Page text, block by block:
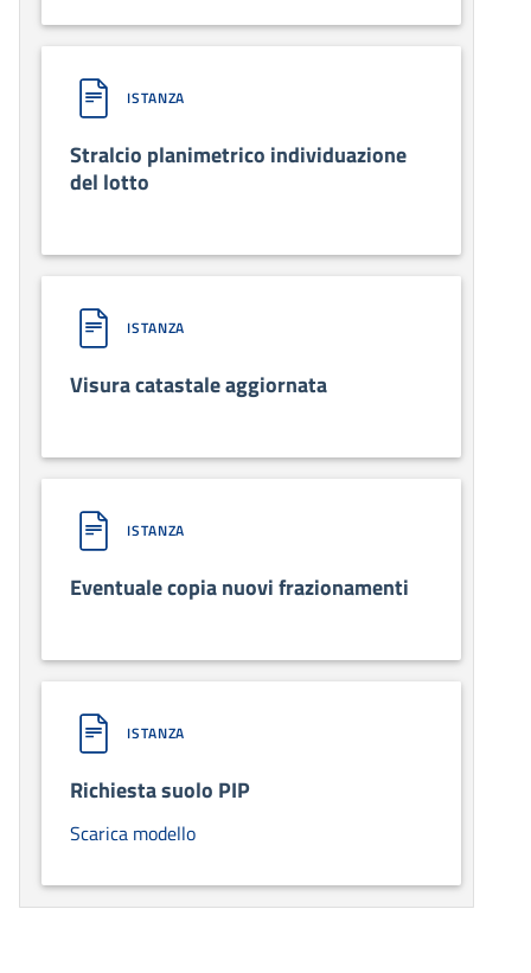
ISTANZA
Stralcio planimetrico individuazione
del lotto
ISTANZA
Visura catastale aggiornata
ISTANZA
Eventuale copia nuovi frazionamenti
ISTANZA
Richiesta suolo PIP
Scarica modello